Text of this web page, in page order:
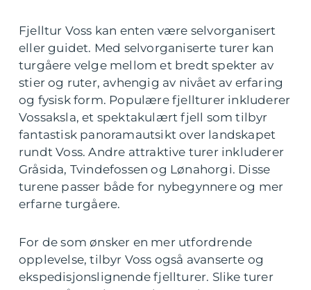
Fjelltur Voss kan enten være selvorganisert
eller guidet. Med selvorganiserte turer kan
turgåere velge mellom et bredt spekter av
stier og ruter, avhengig av nivået av erfaring
og fysisk form. Populære fjellturer inkluderer
Vossaksla, et spektakulært fjell som tilbyr
fantastisk panoramautsikt over landskapet
rundt Voss. Andre attraktive turer inkluderer
Gråsida, Tvindefossen og Lønahorgi. Disse
turene passer både for nybegynnere og mer
erfarne turgåere.
For de som ønsker en mer utfordrende
opplevelse, tilbyr Voss også avanserte og
ekspedisjonslignende fjellturer. Slike turer